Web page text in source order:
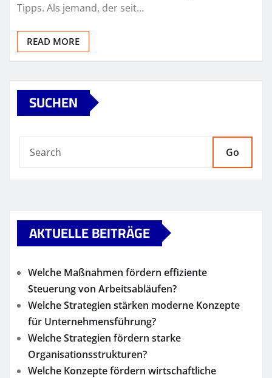
Tipps. Als jemand, der seit…
READ MORE
SUCHEN
Go
AKTUELLE BEITRÄGE
Welche Maßnahmen fördern effiziente
Steuerung von Arbeitsabläufen?
Welche Strategien stärken moderne Konzepte
für Unternehmensführung?
Welche Strategien fördern starke
Organisationsstrukturen?
Welche Konzepte fördern wirtschaftliche